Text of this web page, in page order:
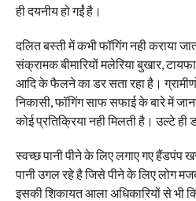
ही दयनीय हो गईं है।
दलित बस्ती में कभी फॉगिंग नही कराया
संक्रामक बीमारियों मलेरिया बुखार,
आदि के फैलने का डर सता रहा है।
निकासी, फॉगिंग साफ सफाई के बारे में
कोई प्रतिक्रिया नही मिलती है। उल्टे ही
स्वच्छ पानी पीने के लिए लगाए गए हैंडपंप
पानी उगल रहे है जिसे पीने के लिए लोग
इसकी शिकायत आला अधिकारियों से भी